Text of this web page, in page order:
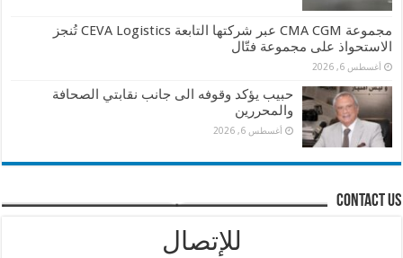
مجموعة CMA CGM عبر شركتها التابعة CEVA Logistics تُنجز
الاستحواذ على مجموعة فتّال
أغسطس 6, 2026
حبيب يؤكد وقوفه الى جانب نقابتي الصحافة
والمحررين
أغسطس 6, 2026
contact us
للإتصال